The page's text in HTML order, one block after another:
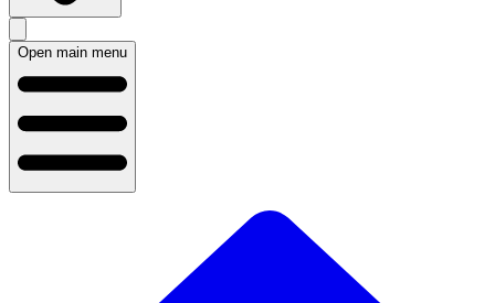
Open main menu